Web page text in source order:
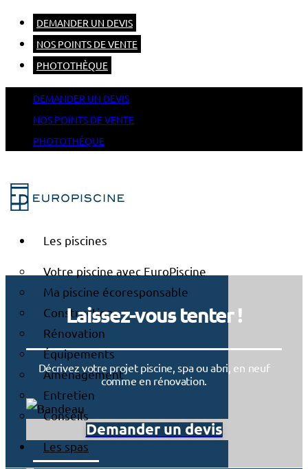
DEMANDER UN DEVIS
NOS POINTS DE VENTE
PHOTOTHÈQUE
DEMANDER UN DEVIS
NOS POINTS DE VENTE
PHOTOTHÈQUE
Les piscines
Votre piscine avec EuroPiscine
Ma piscine écoresponsable
Construction
Rénovation
Équipements
Aménagement
Entretien
Conseils
Les spas
Laissez-vous tenter !
Décrivez votre projet piscine, spa ou abri, en neuf
comme en rénovation.
Demander un devis